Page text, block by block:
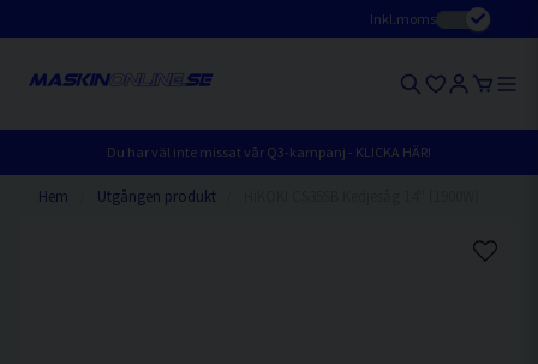
Inkl.moms
Du har väl inte missat vår Q3-kampanj - KLICKA HÄR!
Hem Utgången produkt